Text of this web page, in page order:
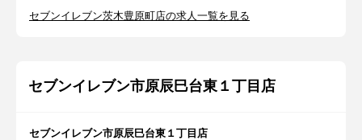
セブンイレブン茨木豊原町店の求人一覧を見る
セブンイレブン市原辰巳台東１丁目店
セブンイレブン市原辰巳台東１丁目店